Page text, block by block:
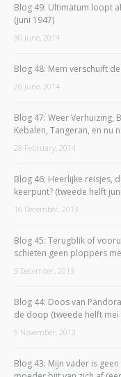
Blog 49: Ultimatum loopt
(juni 1947)
30 June, 2014
Blog 48: Mem verschuift
26 June, 2014
Blog 47: Weer Verhuizing,
Kebalen, Tangeran, en nu
28 February, 2014
Blog 46: Heerlijke reisjes,
keerpunt? (tweede helft
16 December, 2013
Blog 45: Terugblik of
schieten geen ploppers
5 December, 2013
Blog 44: Doos van
de doop (tweede helft mei
9 November, 2013
Blog 43: Mijn vader is